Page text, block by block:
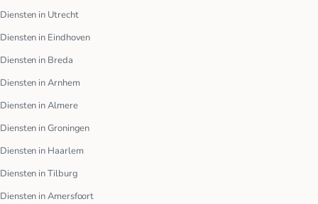
Diensten in Utrecht
Diensten in Eindhoven
Diensten in Breda
Diensten in Arnhem
Diensten in Almere
Diensten in Groningen
Diensten in Haarlem
Diensten in Tilburg
Diensten in Amersfoort